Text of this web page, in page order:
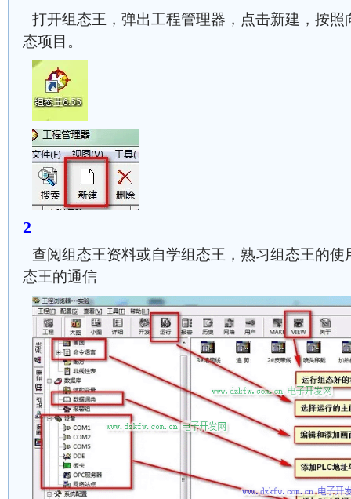
打开组态王，弹出工程管理器，点击新建，按
态项目。
查阅组态王资料或自学组态王，熟习组态王的
态王的通信